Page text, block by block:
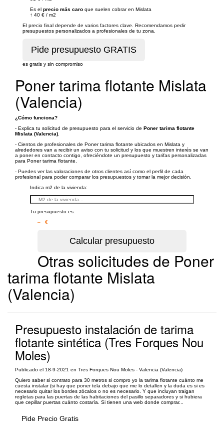
Es el precio más caro que suelen cobrar en Mislata
↑ 40 € / m2
El precio final depende de varios factores clave. Recomendamos pedir
presupuestos personalizados a profesionales de tu zona.
es gratis y sin compromiso
Poner tarima flotante Mislata
(Valencia)
¿Cómo funciona?
- Explica tu solicitud de presupuesto para el servicio de Poner tarima flotante
Mislata (Valencia)
- Cientos de profesionales de Poner tarima flotante ubicados en Mislata y
alrededores van a recibir un aviso con tu solicitud y los que muestren interés se van
a poner en contacto contigo, ofreciéndote un presupuesto y tarifas personalizadas
para Poner tarima flotante.
- Puedes ver las valoraciones de otros clientes así como el perfil de cada
profesional para poder comparar los presupuestos y tomar la mejor decisión.
Indica m2 de la vivienda:
Tu presupuesto es:
– €
Otras solicitudes de Poner
tarima flotante Mislata
(Valencia)
Presupuesto instalación de tarima
flotante sintética (Tres Forques Nou
Moles)
Publicado el 18-9-2021 en Tres Forques Nou Moles - Valencia (Valencia)
Quiero saber si contrato para 30 metros si compro yo la tarima flotante cuánto me
cuesta instalar (si hay que poner tela debajo que me lo detallen y la duda es si es
necesario quitar los bordes zócalos o no es necesario. Y que incluyan traigan
regletas para las puertas de las habitaciones del pasillo separadores y si hubiera
que cepillar puertas cuánto costaría. Si tienen una web donde comprar...
Pide Precio Gratis